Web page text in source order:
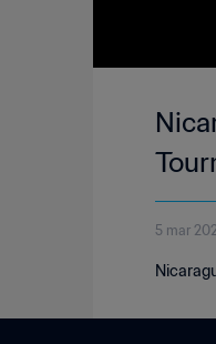
5 mar